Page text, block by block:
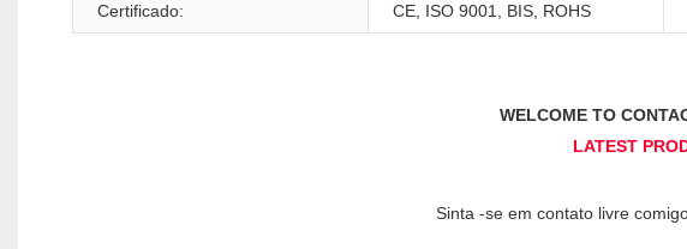
Certificado: CE, ISO 9001, BIS, ROHS